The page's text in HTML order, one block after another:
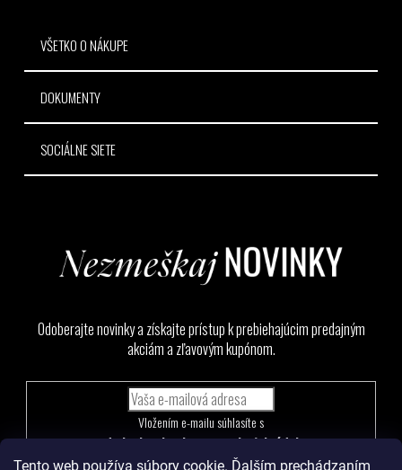
Tento web používa súbory cookie. Ďalším prechádzaním
VŠETKO O NÁKUPE
DOKUMENTY
SOCIÁLNE SIETE
Odoberajte novinky a získajte prístup k prebiehajúcim predajným
akciám a zľavovým kupónom.
podmienkami ochrany osobných údajov